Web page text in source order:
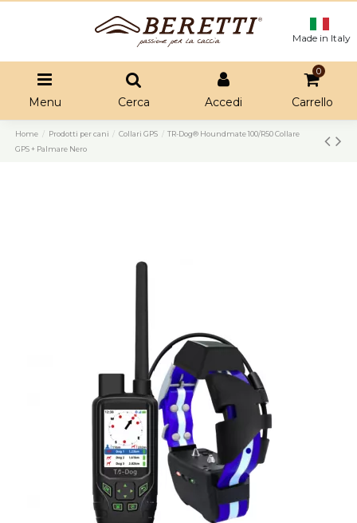
Made in Italy
Menu Cerca Accedi
0
Carrello
Home Prodotti per cani Collari GPS
TR-Dog® Houndmate 100/R50 Collare
GPS + Palmare Nero